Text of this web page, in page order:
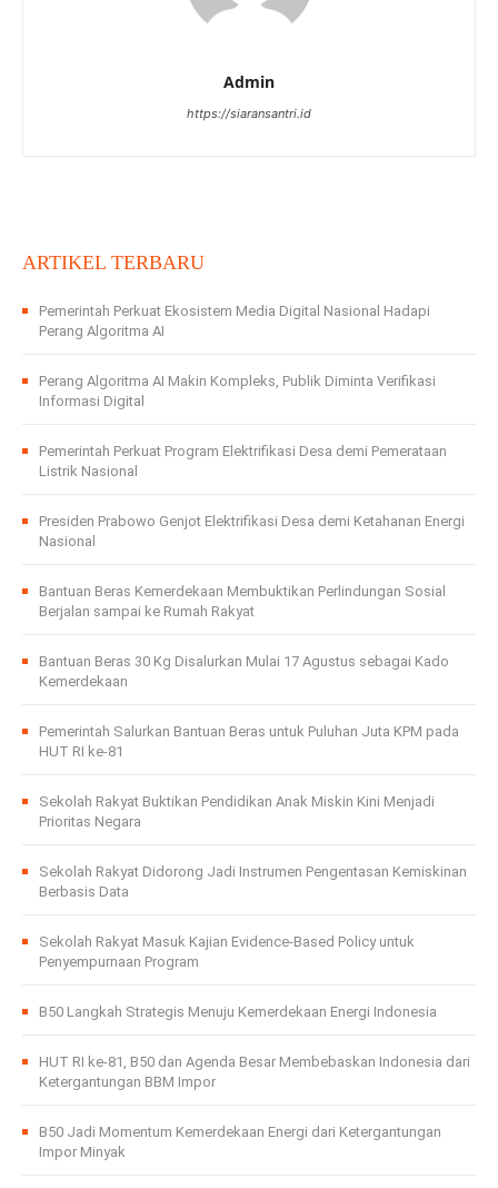
Admin
https://siaransantri.id
ARTIKEL TERBARU
Pemerintah Perkuat Ekosistem Media Digital Nasional Hadapi
Perang Algoritma AI
Perang Algoritma AI Makin Kompleks, Publik Diminta Verifikasi
Informasi Digital
Pemerintah Perkuat Program Elektrifikasi Desa demi Pemerataan
Listrik Nasional
Presiden Prabowo Genjot Elektrifikasi Desa demi Ketahanan Energi
Nasional
Bantuan Beras Kemerdekaan Membuktikan Perlindungan Sosial
Berjalan sampai ke Rumah Rakyat
Bantuan Beras 30 Kg Disalurkan Mulai 17 Agustus sebagai Kado
Kemerdekaan
Pemerintah Salurkan Bantuan Beras untuk Puluhan Juta KPM pada
HUT RI ke-81
Sekolah Rakyat Buktikan Pendidikan Anak Miskin Kini Menjadi
Prioritas Negara
Sekolah Rakyat Didorong Jadi Instrumen Pengentasan Kemiskinan
Berbasis Data
Sekolah Rakyat Masuk Kajian Evidence-Based Policy untuk
Penyempurnaan Program
B50 Langkah Strategis Menuju Kemerdekaan Energi Indonesia
HUT RI ke-81, B50 dan Agenda Besar Membebaskan Indonesia dari
Ketergantungan BBM Impor
B50 Jadi Momentum Kemerdekaan Energi dari Ketergantungan
Impor Minyak